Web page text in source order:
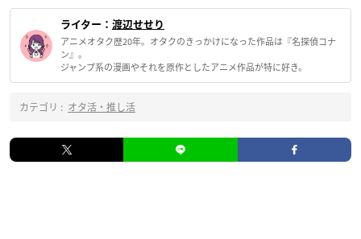
ライター： 渡辺せせり
アニメオタク歴20年。オタクのきっかけになった作品は『名探偵コナ
ン』。
ジャンプ系の漫画やそれを原作としたアニメ作品が特に好き。
カテゴリ : オタ活・推し活